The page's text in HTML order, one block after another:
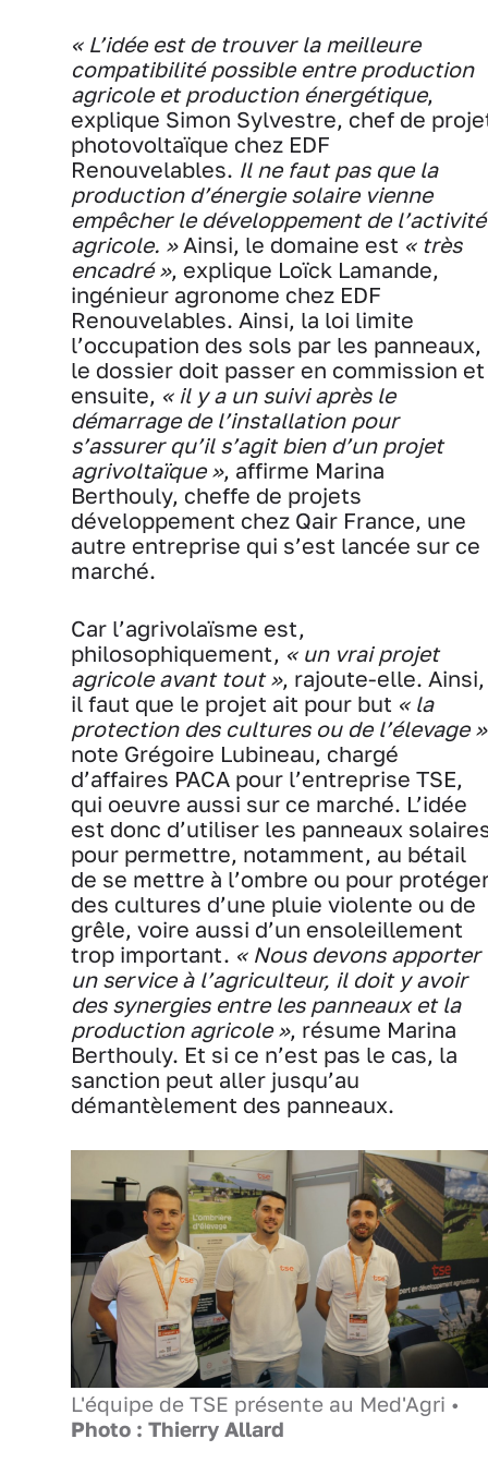
« L’idée est de trouver la meilleure
compatibilité possible entre production
agricole et production énergétique,
explique Simon Sylvestre, chef de
photovoltaïque chez EDF
Renouvelables. Il ne faut pas que la
production d’énergie solaire vienne
empêcher le développement de l’activité
agricole. »Ainsi, le domaine est « très
encadré », explique Loïck Lamande,
ingénieur agronome chez EDF
Renouvelables. Ainsi, la loi limite
l’occupation des sols par les panneaux,
le dossier doit passer en commission et
ensuite, « il y a un suivi après le
démarrage de l’installation pour
s’assurer qu’il s’agit bien d’un projet
agrivoltaïque », affirme Marina
Berthouly, cheffe de projets
développement chez Qair France, une
autre entreprise qui s’est lancée sur ce
marché.
Car l’agrivolaïsme est,
philosophiquement, « un vrai projet
agricole avant tout », rajoute-elle. Ainsi,
il faut que le projet ait pour but « la
protection des cultures ou de l’élevage »
note Grégoire Lubineau, chargé
d’affaires PACA pour l’entreprise TSE,
qui oeuvre aussi sur ce marché. L’idée
est donc d’utiliser les panneaux
pour permettre, notamment, au bétail
de se mettre à l’ombre ou pour
des cultures d’une pluie violente ou de
grêle, voire aussi d’un ensoleillement
trop important. « Nous devons apporter
un service à l’agriculteur, il doit y avoir
des synergies entre les panneaux et la
production agricole », résume Marina
Berthouly. Et si ce n’est pas le cas, la
sanction peut aller jusqu’au
démantèlement des panneaux.
L'équipe de TSE présente au Med'Agri •
Photo : Thierry Allard